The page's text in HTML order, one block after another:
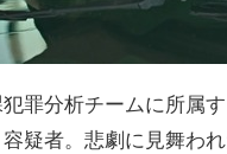
罪分析チームに所属
疑者。悲劇に見舞わ